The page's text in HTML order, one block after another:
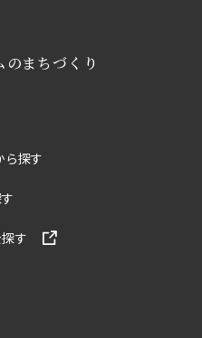
まちづくり
ら探す
す